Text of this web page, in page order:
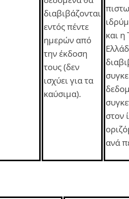
διαβιβάζονται
εντός πέντε
ημερών από
την έκδοση
τους (δεν
ισχύει για τα
καύσιμα).
και η
στον
ανά